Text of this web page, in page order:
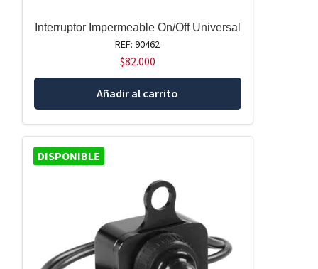
Interruptor Impermeable On/Off Universal
REF: 90462
$82.000
Añadir al carrito
DISPONIBLE